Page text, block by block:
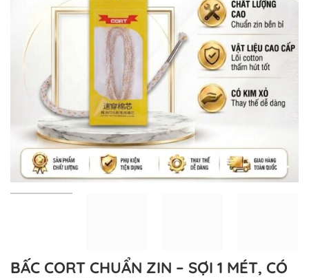
BẤC CORT CHUẨN ZIN – SỢI 1 MÉT, CÓ